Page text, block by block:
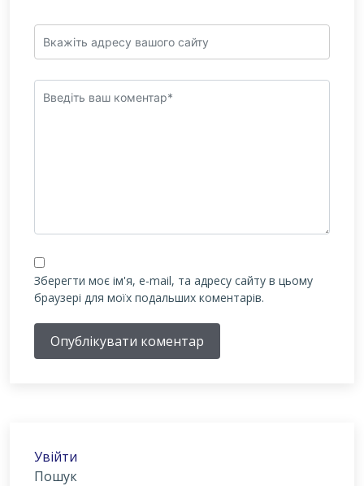
Зберегти моє ім'я, e-mail, та адресу сайту в цьому
браузері для моїх подальших коментарів.
Опублікувати коментар
Увійти
Пошук